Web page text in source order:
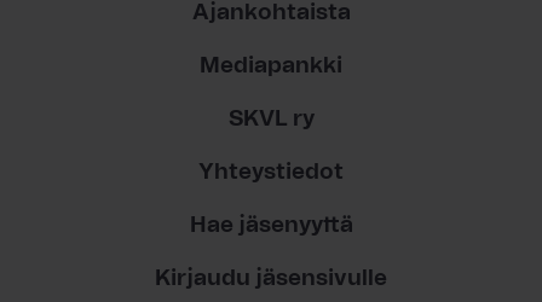
Ajankohtaista
Mediapankki
SKVL ry
Yhteystiedot
Hae jäsenyyttä
Kirjaudu jäsensivulle